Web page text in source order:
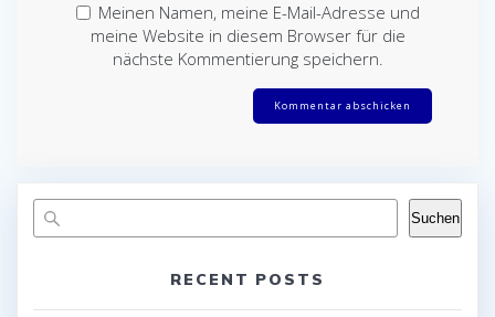
Meinen Namen, meine E-Mail-Adresse und
meine Website in diesem Browser für die
nächste Kommentierung speichern.
Suchen
RECENT POSTS